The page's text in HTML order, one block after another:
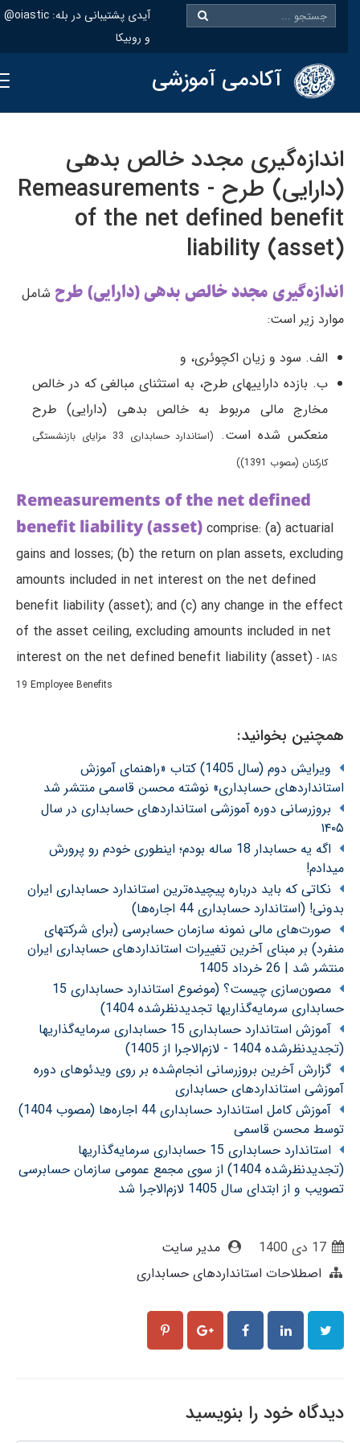
@oiastic :آیدی پشتیبانی در بله
و روبیکا
آکادمی آموزشی
اندازه‌گیری مجدد خالص بدهی
(دارایی) طرح - Remeasurements
of the net defined benefit
liability (asset)
اندازه‌گیری مجدد خالص بدهی (دارایی) طرحشامل
موارد زیر است:
الف. سود و زیان اکچوئری، و
ب. بازده داراییهای طرح، به استثنای مبالغی که در خالص
مخارج مالی مربوط به خالص بدهی (دارایی) طرح
منعکس شده است.
(استاندارد حسابداری 33 مزایای بازنشستگی
کارکنان (مصوب 1391))
Remeasurements of the net defined
benefit liability (asset)comprise: (a) actuarial
gains and losses; (b) the return on plan assets, excluding
amounts included in net interest on the net defined
benefit liability (asset); and (c) any change in the effect
of the asset ceiling, excluding amounts included in net
interest on the net defined benefit liability (asset)- IAS
19 Employee Benefits
همچنین بخوانید:
ویرایش دوم (سال 1405) کتاب «راهنمای آموزش
استانداردهای حسابداری» نوشته محسن قاسمی منتشر شد
بروزرسانی دوره آموزشی استانداردهای حسابداری در سال
۱۴۰۵
اگه یه حسابدار 18 ساله بودم؛ اینطوری خودم رو پرورش
میدادم!
نکاتی که باید درباره پیچیده‌ترین استاندارد حسابداری ایران
بدونی! (استاندارد حسابداری 44 اجاره‌ها)
صورت‌های مالی نمونه سازمان حسابرسی (برای شرکتهای
منفرد) بر مبنای آخرین تغییرات استانداردهای حسابداری ایران
منتشر شد | 26 خرداد 1405
مصون‌سازی چیست؟ (موضوع استاندارد حسابداری 15
حسابداری سرمایه‌گذاریها تجدیدنظرشده 1404)
آموزش استاندارد حسابداری 15 حسابداری سرمایه‌گذاریها
(تجدیدنظرشده 1404 - لازم‌الاجرا از 1405)
گزارش آخرین بروزرسانی انجام‌شده بر روی ویدئوهای دوره
آموزشی استانداردهای حسابداری
آموزش کامل استاندارد حسابداری 44 اجاره‌ها (مصوب 1404)
توسط محسن قاسمی
استاندارد حسابداری 15 حسابداری سرمایه‌گذاریها
(تجدیدنظرشده 1404) از سوی مجمع عمومی سازمان حسابرسی
تصویب و از ابتدای سال 1405 لازم‌الاجرا شد
17 دی 1400
مدیر سایت
اصطلاحات استانداردهای حسابداری
دیدگاه خود را بنویسید